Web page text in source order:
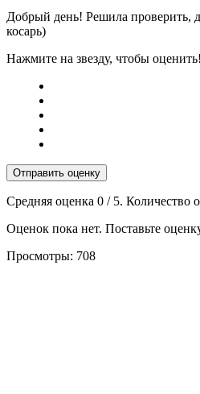
Добрый день! Решила проверить,
косарь)
Нажмите на звезду, чтобы оценить!
Отправить оценку
Средняя оценка 0 / 5. Количество
Оценок пока нет. Поставьте
Просмотры: 708